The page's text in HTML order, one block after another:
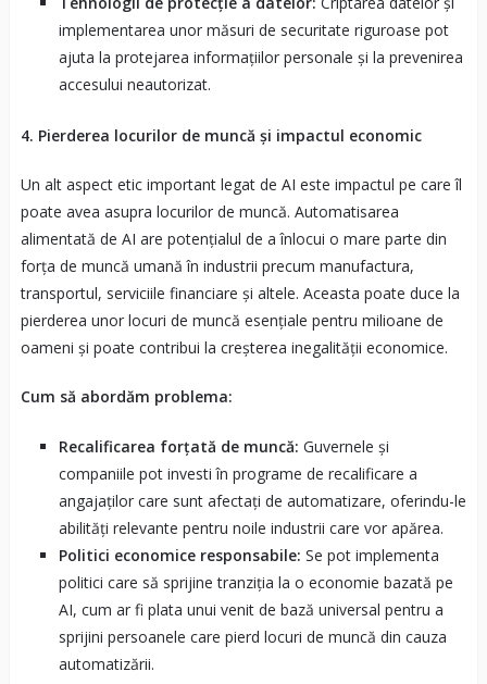
implementarea unor măsuri de securitate riguroase pot
ajuta la protejarea informațiilor personale și la prevenirea
accesului neautorizat.
4. Pierderea locurilor de muncă și impactul economic
Un alt aspect etic important legat de AI este impactul pe care îl
poate avea asupra locurilor de muncă. Automatisarea
alimentată de AI are potențialul de a înlocui o mare parte din
forța de muncă umană în industrii precum manufactura,
transportul, serviciile financiare și altele. Aceasta poate duce la
pierderea unor locuri de muncă esențiale pentru milioane de
oameni și poate contribui la creșterea inegalității economice.
Cum să abordăm problema:
Recalificarea forțată de muncă: Guvernele și
companiile pot investi în programe de recalificare a
angajaților care sunt afectați de automatizare, oferindu-le
abilități relevante pentru noile industrii care vor apărea.
Politici economice responsabile: Se pot implementa
politici care să sprijine tranziția la o economie bazată pe
AI, cum ar fi plata unui venit de bază universal pentru a
sprijini persoanele care pierd locuri de muncă din cauza
automatizării.